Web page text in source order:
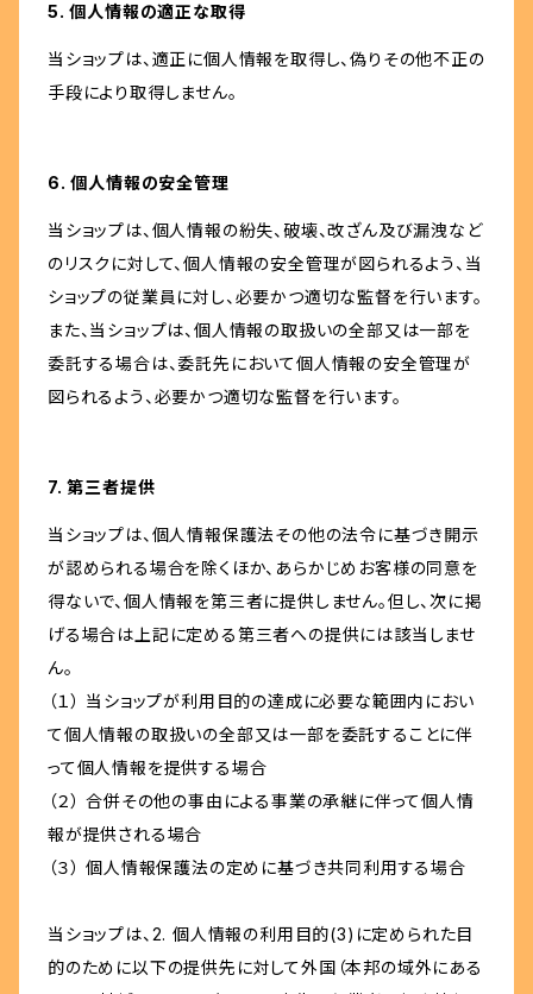
5. 個人情報の適正な取得
当ショップは、適正に個人情報を取得し、偽りその他不正の
手段により取得しません。
6. 個人情報の安全管理
当ショップは、個人情報の紛失、破壊、改ざん及び漏洩など
のリスクに対して、個人情報の安全管理が図られるよう、当
ショップの従業員に対し、必要かつ適切な監督を行います。
また、当ショップは、個人情報の取扱いの全部又は一部を
委託する場合は、委託先において個人情報の安全管理が
図られるよう、必要かつ適切な監督を行います。
7. 第三者提供
当ショップは、個人情報保護法その他の法令に基づき開示
が認められる場合を除くほか、あらかじめお客様の同意を
得ないで、個人情報を第三者に提供しません。但し、次に掲
げる場合は上記に定める第三者への提供には該当しませ
ん。
（１） 当ショップが利用目的の達成に必要な範囲内におい
て個人情報の取扱いの全部又は一部を委託することに伴
って個人情報を提供する場合
（２） 合併その他の事由による事業の承継に伴って個人情
報が提供される場合
（３） 個人情報保護法の定めに基づき共同利用する場合
当ショップは、2. 個人情報の利用目的(3)に定められた目
的のために以下の提供先に対して外国（本邦の域外にある